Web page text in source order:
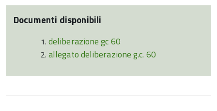
Documenti disponibili
deliberazione gc 60
allegato deliberazione g.c. 60